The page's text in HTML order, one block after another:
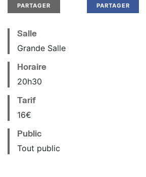
PARTAGER PARTAGER
Salle
Grande Salle
Horaire
20h30
Tarif
16€
Public
Tout public